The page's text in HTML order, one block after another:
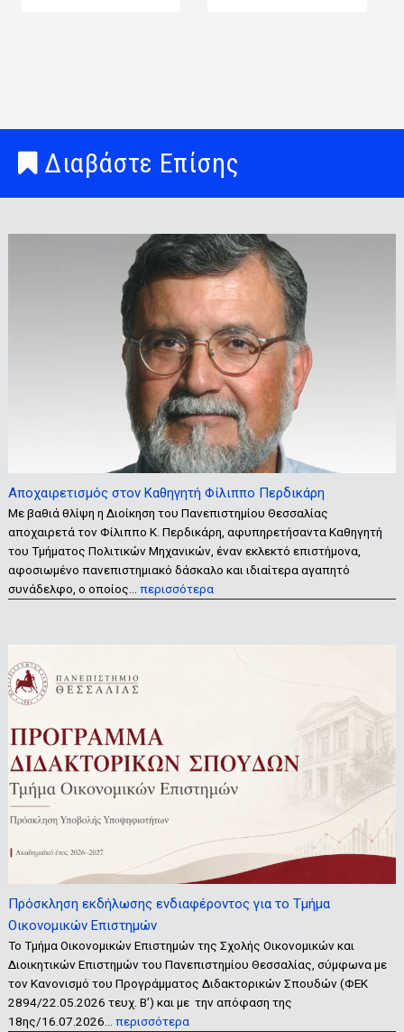
Διαβάστε Επίσης
Αποχαιρετισμός στον Καθηγητή Φίλιππο Περδικάρη
Με βαθιά θλίψη η Διοίκηση του Πανεπιστημίου Θεσσαλίας
αποχαιρετά τον Φίλιππο Κ. Περδικάρη, αφυπηρετήσαντα Καθηγητή
του Τμήματος Πολιτικών Μηχανικών, έναν εκλεκτό επιστήμονα,
αφοσιωμένο πανεπιστημιακό δάσκαλο και ιδιαίτερα αγαπητό
συνάδελφο, ο οποίος… περισσότερα
Πρόσκληση εκδήλωσης ενδιαφέροντος για το Τμήμα
Οικονομικών Επιστημών
Το Τμήμα Οικονομικών Επιστημών της Σχολής Οικονομικών και
Διοικητικών Επιστημών του Πανεπιστημίου Θεσσαλίας, σύμφωνα με
τον Κανονισμό του Προγράμματος Διδακτορικών Σπουδών (ΦΕΚ
2894/22.05.2026 τευχ. Β’) και με την απόφαση της
18ης/16.07.2026… περισσότερα